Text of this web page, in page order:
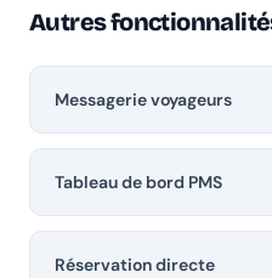
Autres
Messagerie voyageurs
Tableau de bord PMS
Réservation directe